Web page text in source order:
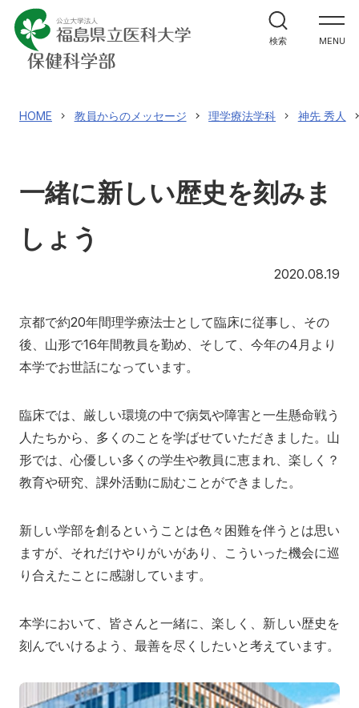
MENU
学部案内
学科紹介
大学院案内
教員メッセージ
施設紹介
対象者別
地域の方へ 来院の方（診療）へ
卒業生の方へ 教職員の方へ
教職員募集（採用情報） 取材・撮影申し込み
アクセス 寄附
検索
HOME 教員からのメッセージ 理学療法学科 神先 秀人
一緒に新しい歴史を刻みま
しょう
2020.08.19
京都で約20年間理学療法士として臨床に従事し、その
後、山形で16年間教員を勤め、そして、今年の4月より
本学でお世話になっています。
臨床では、厳しい環境の中で病気や障害と一生懸命戦う
人たちから、多くのことを学ばせていただきました。山
形では、心優しい多くの学生や教員に恵まれ、楽しく？
教育や研究、課外活動に励むことができました。
新しい学部を創るということは色々困難を伴うとは思い
ますが、それだけやりがいがあり、こういった機会に巡
り合えたことに感謝しています。
本学において、皆さんと一緒に、楽しく、新しい歴史を
刻んでいけるよう、最善を尽くしたいと考えています。